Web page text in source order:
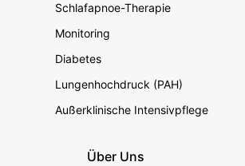
Schlafapnoe-Therapie
Monitoring
Diabetes
Lungenhochdruck (PAH)
Außerklinische Intensivpflege
Über Uns